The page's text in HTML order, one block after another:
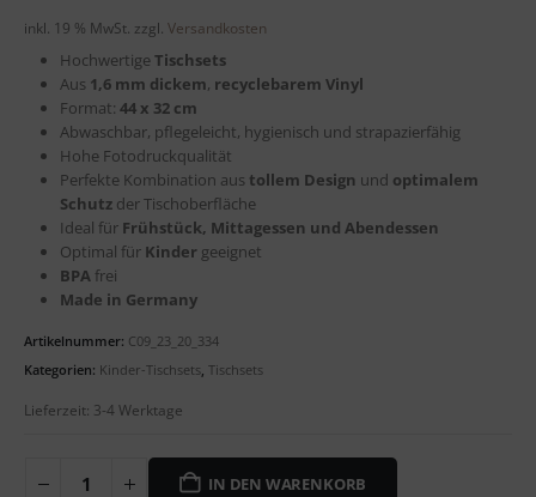
inkl. 19 % MwSt. zzgl. Versandkosten
HochwertigeTischsets
Aus 1,6 mm dickem, recyclebarem Vinyl
Format: 44 x 32 cm
Abwaschbar, pflegeleicht, hygienisch und strapazierfähig
Hohe Fotodruckqualität
Perfekte Kombination aus tollem Design und optimalem
Schutzder Tischoberfläche
Ideal für Frühstück, Mittagessen und Abendessen
Optimal für Kindergeeignet
BPAfrei
Made in Germany
Artikelnummer: C09_23_20_334
Kategorien: Kinder-Tischsets Tischsets
Lieferzeit: 3-4 Werktage
IN DEN WARENKORB